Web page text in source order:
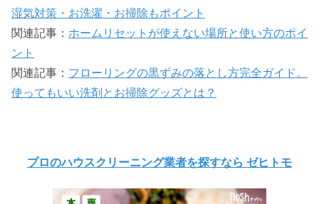
湿気対策・お洗濯・お掃除もポイント
関連記事： ホームリセットが使えない場所と使い方のポイ
ント
関連記事： フローリングの黒ずみの落とし方完全ガイド。
使ってもいい洗剤とお掃除グッズとは？
プロのハウスクリーニング業者を探すなら ゼヒトモ